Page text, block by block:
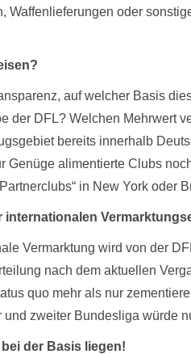
Waffenlieferungen oder
auf welcher Basis
der DFL? Welchen Mehrwert
bereits innerhalb
Genüge alimentierte Clubs
in New York oder
internationalen
Vermarktung wird von der
nach dem aktuellen
quo mehr als nur
zweiter Bundesliga würde
der Basis liegen!